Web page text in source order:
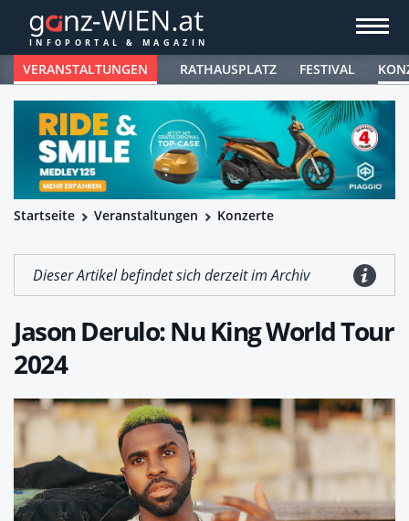
VERANSTALTUNGEN RATHAUSPLATZ FESTIVAL
Startseite Veranstaltungen Konzerte
Dieser Artikel befindet sich derzeit im Archiv
Jason Derulo: Nu King World Tour
2024